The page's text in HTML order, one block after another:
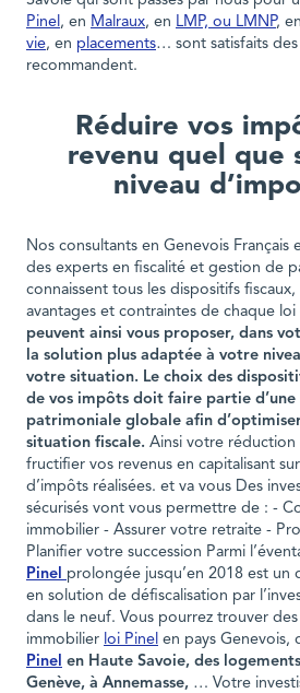
Pinel , en Malraux, en LMP, ou LMNP,
vie, en placements… sont satisfaits
recommandent.
Réduire vos
revenu quel que
niveau
Nos consultants en Genevois Français
des experts en fiscalité et gestion de
connaissent tous les dispositifs fiscaux,
avantages et contraintes de chaque loi
peuvent ainsi vous proposer, dans
la solution plus adaptée à votre
votre situation. Le choix des
de vos impôts doit faire partie
patrimoniale globale afin
situation fiscale. Ainsi votre réduction
fructifier vos revenus en capitalisant
d’impôts réalisées. et va vous Des
sécurisés vont vous permettre de : -
immobilier - Assurer votre retraite -
Planifier votre succession Parmi
Pinel prolongée jusqu’en 2018 est un
en solution de défiscalisation par
dans le neuf. Vous pourrez trouver des
immobilier loi Pinel en pays Genevois,
Pinel en Haute Savoie, des logements
Genève, à Annemasse, … Votre